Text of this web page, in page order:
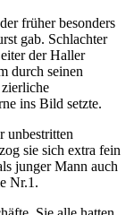
früher besonders
gab. Schlachter
der Haller
durch seinen
ins Bild setzte.
unbestritten
sie sich extra fein
junger Mann auch
Nr.1.